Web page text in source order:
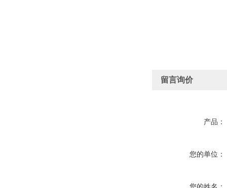
留言询价
产品：
您的单位：